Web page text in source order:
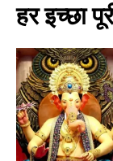
हर इच्छा